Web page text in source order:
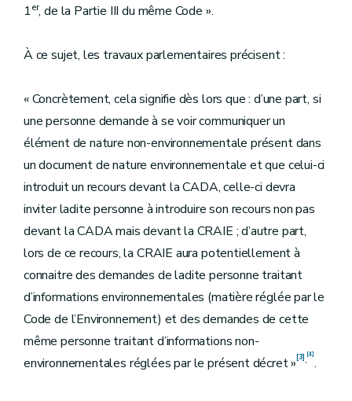
1er, de la Partie III du même Code ».
À ce sujet, les travaux parlementaires précisent :
« Concrètement, cela signifie dès lors que : d’une part, si
une personne demande à se voir communiquer un
élément de nature non-environnementale présent dans
un document de nature environnementale et que celui-ci
introduit un recours devant la CADA, celle-ci devra
inviter ladite personne à introduire son recours non pas
devant la CADA mais devant la CRAIE ; d’autre part,
lors de ce recours, la CRAIE aura potentiellement à
connaitre des demandes de ladite personne traitant
d’informations environnementales (matière réglée par le
Code de l’Environnement) et des demandes de cette
même personne traitant d’informations non-
environnementales réglées par le présent décret »[3], [4]
.